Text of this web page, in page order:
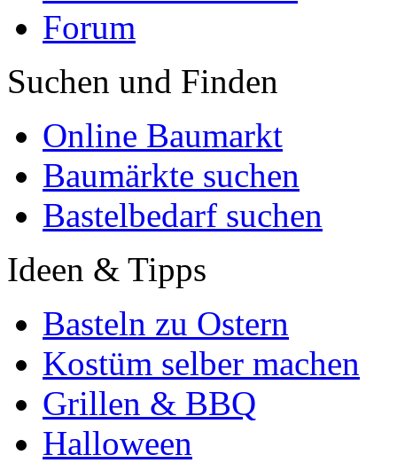
Forum
Suchen und Finden
Online Baumarkt
Baumärkte suchen
Bastelbedarf suchen
Ideen & Tipps
Basteln zu Ostern
Kostüm selber machen
Grillen & BBQ
Halloween